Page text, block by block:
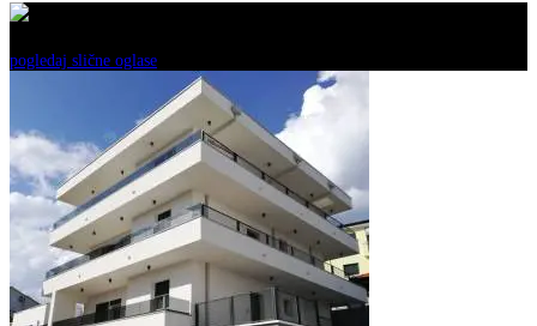
pogledaj slične oglase